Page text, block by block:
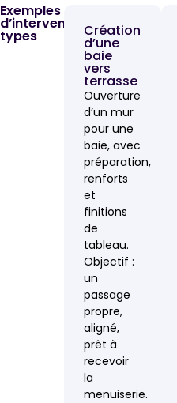
Exemples
d’interventions
types Création
d’une
baie
vers
terrasse
Ouverture
d’un mur
pour une
baie, avec
préparation,
renforts
et
finitions
de
tableau.
Objectif :
un
passage
propre,
aligné,
prêt à
recevoir
la
menuiserie.